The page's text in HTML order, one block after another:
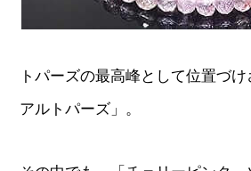
トパーズの最高峰として位置づ
アルトパーズ」。